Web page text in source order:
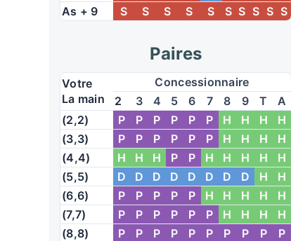
As + 9
S S S S S S S S S S
Paires
Votre
La main
Concessionnaire
2
3 4 5 6 7 8 9 T
A
(2,2)
P P P P P P H H H
H
(3,3)
P P P P P P H H H
H
(4,4)
H H H P P H H H H
H
(5,5)
D D D D D D D D H
H
(6,6)
P P P P P H H H H
H
(7,7)
P P P P P P H H H
H
(8,8)
P P P P P P P P P
P